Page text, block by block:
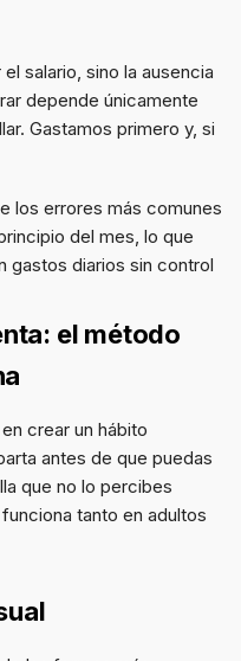
salario, sino la ausencia
depende únicamente
Gastamos primero y, si
los errores más comunes
del mes, lo que
gastos diarios sin control
el método
crear un hábito
antes de que puedas
que no lo percibes
tanto en adultos